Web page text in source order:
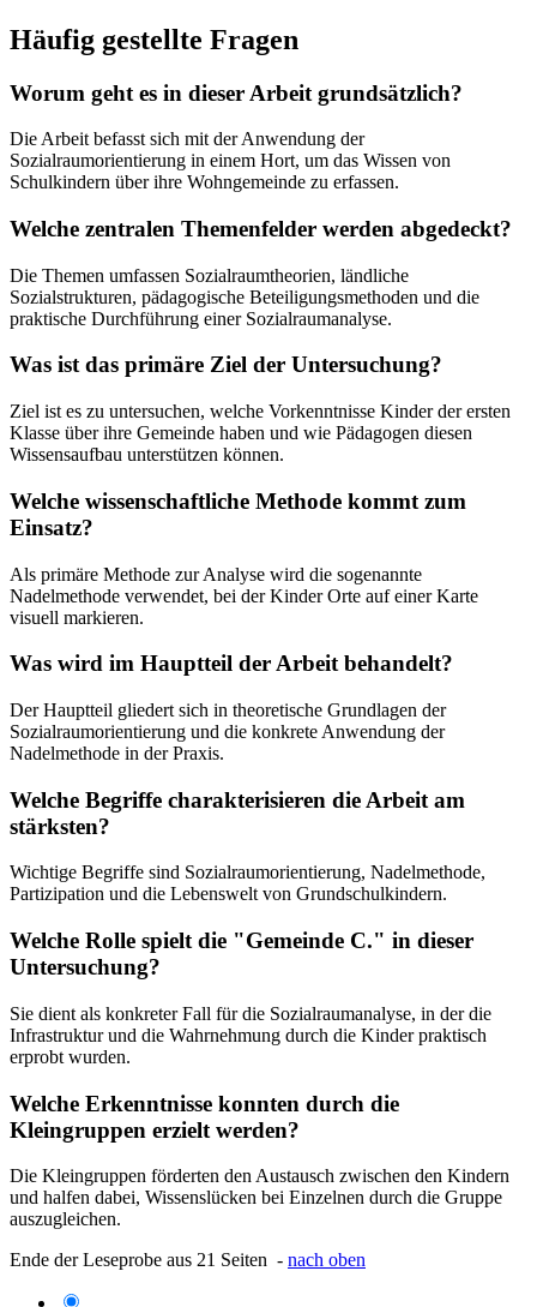
Häufig gestellte Fragen
Worum geht es in dieser Arbeit grundsätzlich?
Die Arbeit befasst sich mit der Anwendung der
Sozialraumorientierung in einem Hort, um das Wissen von
Schulkindern über ihre Wohngemeinde zu erfassen.
Welche zentralen Themenfelder werden abgedeckt?
Die Themen umfassen Sozialraumtheorien, ländliche
Sozialstrukturen, pädagogische Beteiligungsmethoden und die
praktische Durchführung einer Sozialraumanalyse.
Was ist das primäre Ziel der Untersuchung?
Ziel ist es zu untersuchen, welche Vorkenntnisse Kinder der ersten
Klasse über ihre Gemeinde haben und wie Pädagogen diesen
Wissensaufbau unterstützen können.
Welche wissenschaftliche Methode kommt zum
Einsatz?
Als primäre Methode zur Analyse wird die sogenannte
Nadelmethode verwendet, bei der Kinder Orte auf einer Karte
visuell markieren.
Was wird im Hauptteil der Arbeit behandelt?
Der Hauptteil gliedert sich in theoretische Grundlagen der
Sozialraumorientierung und die konkrete Anwendung der
Nadelmethode in der Praxis.
Welche Begriffe charakterisieren die Arbeit am
stärksten?
Wichtige Begriffe sind Sozialraumorientierung, Nadelmethode,
Partizipation und die Lebenswelt von Grundschulkindern.
Welche Rolle spielt die "Gemeinde C." in dieser
Untersuchung?
Sie dient als konkreter Fall für die Sozialraumanalyse, in der die
Infrastruktur und die Wahrnehmung durch die Kinder praktisch
erprobt wurden.
Welche Erkenntnisse konnten durch die
Kleingruppen erzielt werden?
Die Kleingruppen förderten den Austausch zwischen den Kindern
und halfen dabei, Wissenslücken bei Einzelnen durch die Gruppe
auszugleichen.
Ende der Leseprobe aus 21 Seiten - nach oben